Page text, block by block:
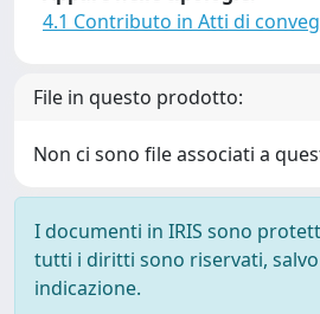
4.1 Contributo in Atti di
File in questo prodotto:
Non ci sono file associati a
I documenti in IRIS sono
tutti i diritti sono riservati,
indicazione.